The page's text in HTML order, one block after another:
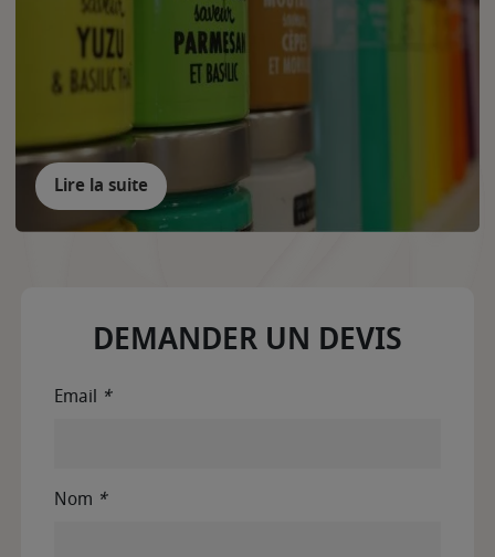
Lire la suite
DEMANDER UN DEVIS
Email *
Nom *